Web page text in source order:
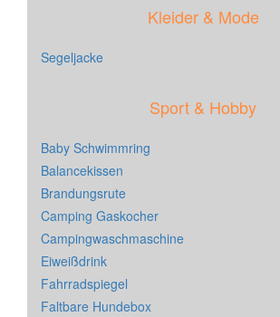
Kleider & Mode
Segeljacke
Sport & Hobby
Baby Schwimmring
Balancekissen
Brandungsrute
Camping Gaskocher
Campingwaschmaschine
Eiweißdrink
Fahrradspiegel
Faltbare Hundebox